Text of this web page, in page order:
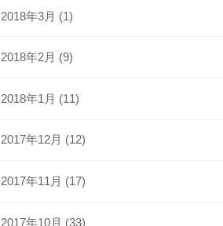
2018年3月 (1)
2018年2月 (9)
2018年1月 (11)
2017年12月 (12)
2017年11月 (17)
2017年10月 (33)